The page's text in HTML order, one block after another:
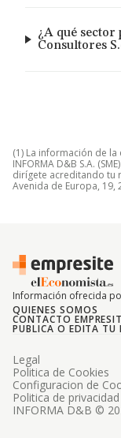
¿A qué sector
Consultores
(1) La información de
INFORMA D&B S.A.
dirígete acreditando tu
Avenida de Europa, 19,
Información ofrecida
QUIENES SOMOS
CONTACTO
PUBLICA O EDITA TU
INFORMA D&B ©
Legal
Politica de Cookies
Configuracion de
Politica de privacidad